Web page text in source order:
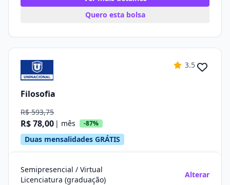
Quero esta bolsa
3.5
Filosofia
R$ 593,75
R$ 78,00 | mês -87%
Duas mensalidades GRÁTIS
Semipresencial / Virtual
Licenciatura (graduação)
Alterar